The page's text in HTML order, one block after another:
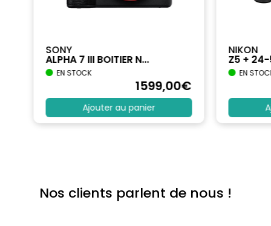
SONY
ALPHA 7 III BOITIER N...
EN STOCK
1599,00€
Ajouter au panier
NIKON
Z5 +
EN
Nos clients parlent de nous !